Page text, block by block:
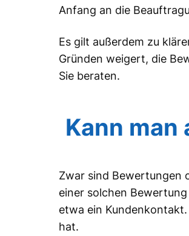
Anfang an die
Es gilt außerdem zu
Gründen weigert, die
Sie beraten.
Kann man
Zwar sind Bewertungen
einer solchen
etwa ein
hat.